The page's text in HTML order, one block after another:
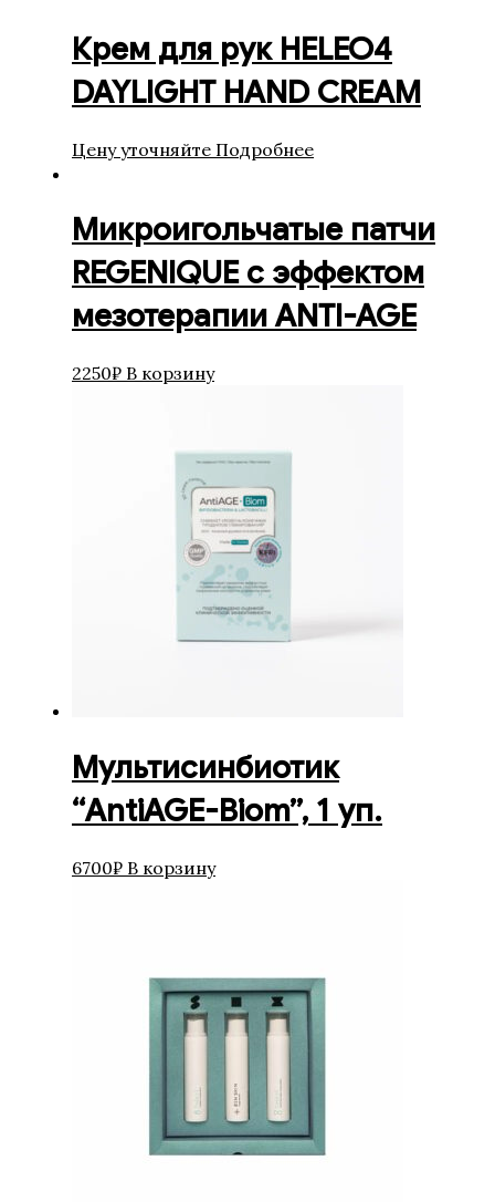
Крем для рук HELEO4
DAYLIGHT HAND CREAM
Цену уточняйте Подробнее
Микроигольчатые патчи
REGENIQUE с эффектом
мезотерапии ANTI-AGE
2250₽ В корзину
Мультисинбиотик
“AntiAGE-Biom”, 1 уп.
6700₽ В корзину